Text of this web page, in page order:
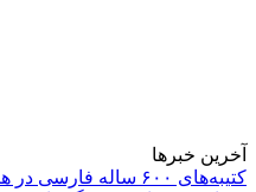
آخرین خبرها
کتیبه‌های ۶۰۰ ساله فارسی در هندوستان